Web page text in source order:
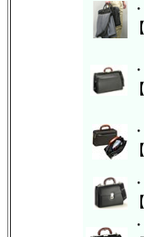
【
【
【
【